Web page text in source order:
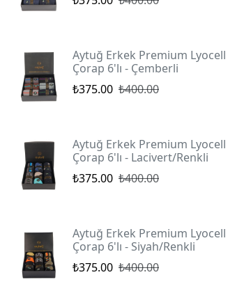
Aytuğ Erkek Premium Lyocell
Çorap 6'lı - Çemberli
₺375.00 ₺400.00
Aytuğ Erkek Premium Lyocell
Çorap 6'lı - Lacivert/Renkli
₺375.00 ₺400.00
Aytuğ Erkek Premium Lyocell
Çorap 6'lı - Siyah/Renkli
₺375.00 ₺400.00